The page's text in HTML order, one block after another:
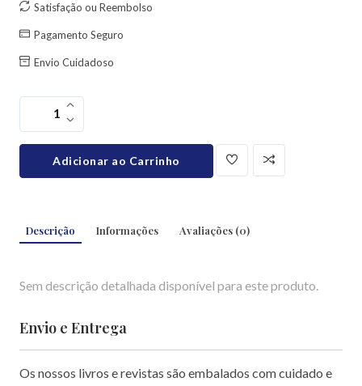
Satisfação ou Reembolso
Pagamento Seguro
Envio Cuidadoso
Adicionar ao Carrinho
Descrição Informações Avaliações (0)
Sem descrição detalhada disponível para este produto.
Envio e Entrega
Os nossos livros e revistas são embalados com cuidado e